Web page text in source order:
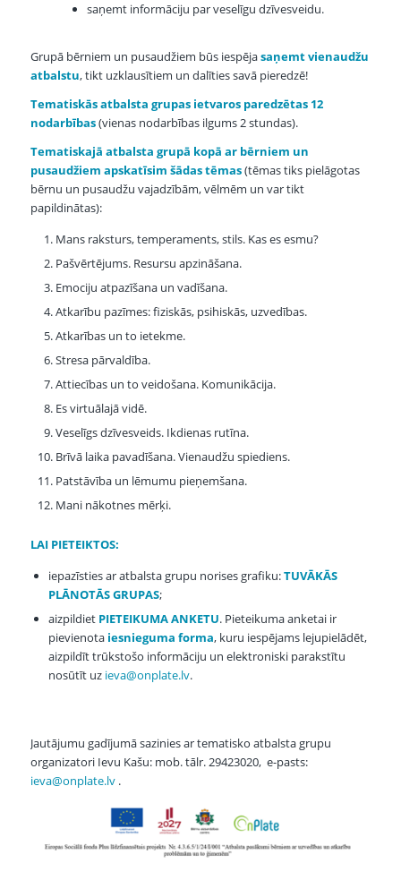
saņemt informāciju par veselīgu dzīvesveidu.
Grupā bērniem un pusaudžiem būs iespējasaņemt vienaudžu
atbalstu, tikt uzklausītiem un dalīties savā pieredzē!
Tematiskās atbalsta grupas ietvaros paredzētas 12
nodarbības(vienas nodarbības ilgums 2 stundas).
Tematiskajā atbalsta grupā kopā ar bērniem un
pusaudžiem apskatīsim šādas tēmas(tēmas tiks pielāgotas
bērnu un pusaudžu vajadzībām, vēlmēm un var tikt
papildinātas):
Mans raksturs, temperaments, stils. Kas es esmu?
Pašvērtējums. Resursu apzināšana.
Emociju atpazīšana un vadīšana.
Atkarību pazīmes: fiziskās, psihiskās, uzvedības.
Atkarības un to ietekme.
Stresa pārvaldība.
Attiecības un to veidošana. Komunikācija.
Es virtuālajā vidē.
Veselīgs dzīvesveids. Ikdienas rutīna.
Brīvā laika pavadīšana. Vienaudžu spiediens.
Patstāvība un lēmumu pieņemšana.
Mani nākotnes mērķi.
LAI PIETEIKTOS:
iepazīsties ar atbalsta grupu norises grafiku:TUVĀKĀS
PLĀNOTĀS GRUPAS;
aizpildiet PIETEIKUMA ANKETU. Pieteikuma anketai ir
pievienota iesnieguma forma, kuru iespējams lejupielādēt,
aizpildīt trūkstošo informāciju un elektroniski parakstītu
nosūtīt uz ieva@onplate.lv.
Jautājumu gadījumā sazinies ar tematisko atbalsta grupu
organizatori Ievu Kašu: mob. tālr. 29423020, e-pasts:
ieva@onplate.lv.